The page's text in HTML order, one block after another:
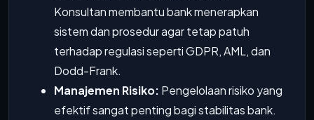
Konsultan membantu bank menerapkan
sistem dan prosedur agar tetap patuh
terhadap regulasi seperti GDPR, AML, dan
Dodd-Frank.
Manajemen Risiko: Pengelolaan risiko yang
efektif sangat penting bagi stabilitas bank.